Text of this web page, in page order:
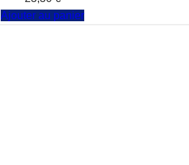
Ajouter au panier